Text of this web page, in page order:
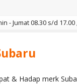
- Jumat 08.30 s/d
& Hadap merk